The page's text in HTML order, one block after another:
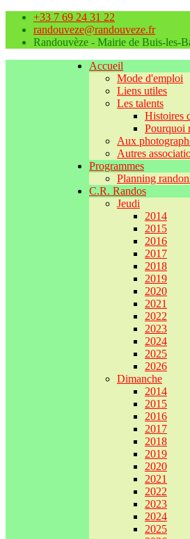
+33 7 69 24 31 22
randouveze@randouveze.fr
Randouvèze - Mairie de Buis-les-
Accueil
Mode d'emploi
Liens utiles
Les talents
Histoires
Pourquoi
Aux
Autres
Programmes
Planning
C.R. Randos
Jeudi
2014
2015
2016
2017
2018
2019
2020
2021
2022
2023
2024
2025
2026
Dimanche
2014
2015
2016
2017
2018
2019
2020
2021
2022
2023
2024
2025